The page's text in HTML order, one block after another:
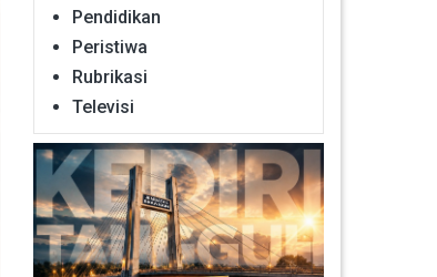
Pendidikan
Peristiwa
Rubrikasi
Televisi